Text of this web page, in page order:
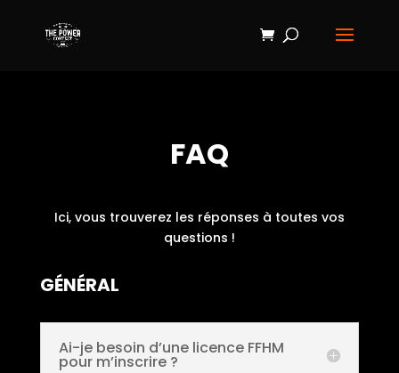
FAQ
Ici, vous trouverez les réponses à toutes vos
questions !
GÉNÉRAL
Ai-je besoin d’une licence FFHM
pour m’inscrire ?